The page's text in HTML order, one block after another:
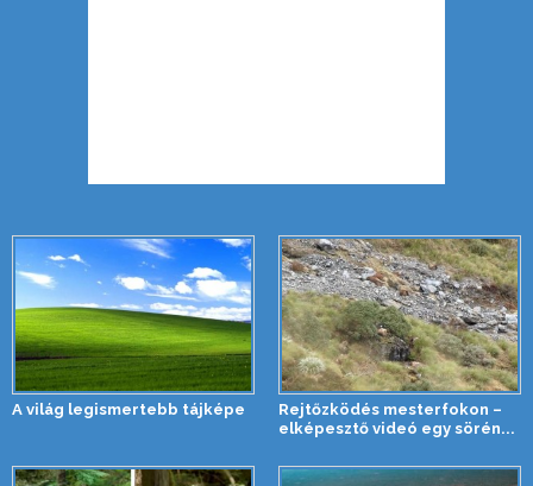
A világ legismertebb tájképe
Rejtőzködés mesterfokon –
elképesztő videó egy sörén...